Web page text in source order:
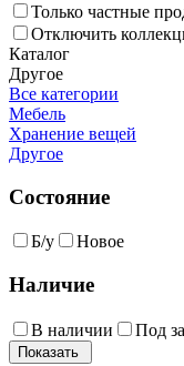
Только частные
Отключить
Каталог
Другое
Все категории
Мебель
Хранение вещей
Другое
Состояние
Б/у Новое
Наличие
В наличии Под